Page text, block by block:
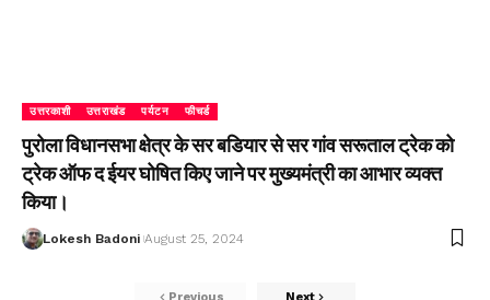
उत्तरकाशी उत्तराखंड पर्यटन फीचर्ड
पुरोला विधानसभा क्षेत्र के सर बडियार से सर गांव सरूताल ट्रेक को
ट्रेक ऑफ द ईयर घोषित किए जाने पर मुख्यमंत्री का आभार व्यक्त
किया।
Lokesh Badoni August 25, 2024